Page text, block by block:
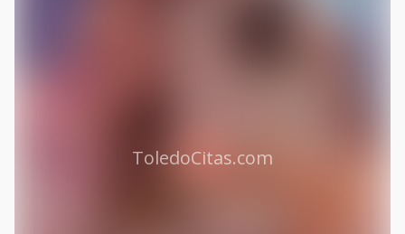
ToledoCitas.com